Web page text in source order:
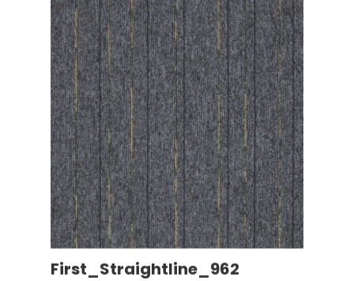
First_Straightline_962